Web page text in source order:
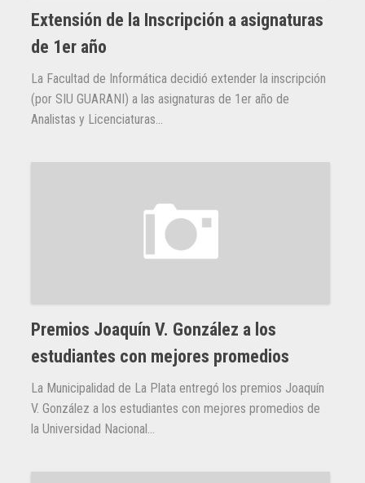
Extensión de la Inscripción a asignaturas
de 1er año
La Facultad de Informática decidió extender la inscripción
(por SIU GUARANI) a las asignaturas de 1er año de
Analistas y Licenciaturas...
Premios Joaquín V. González a los
estudiantes con mejores promedios
La Municipalidad de La Plata entregó los premios Joaquín
V. González a los estudiantes con mejores promedios de
la Universidad Nacional...